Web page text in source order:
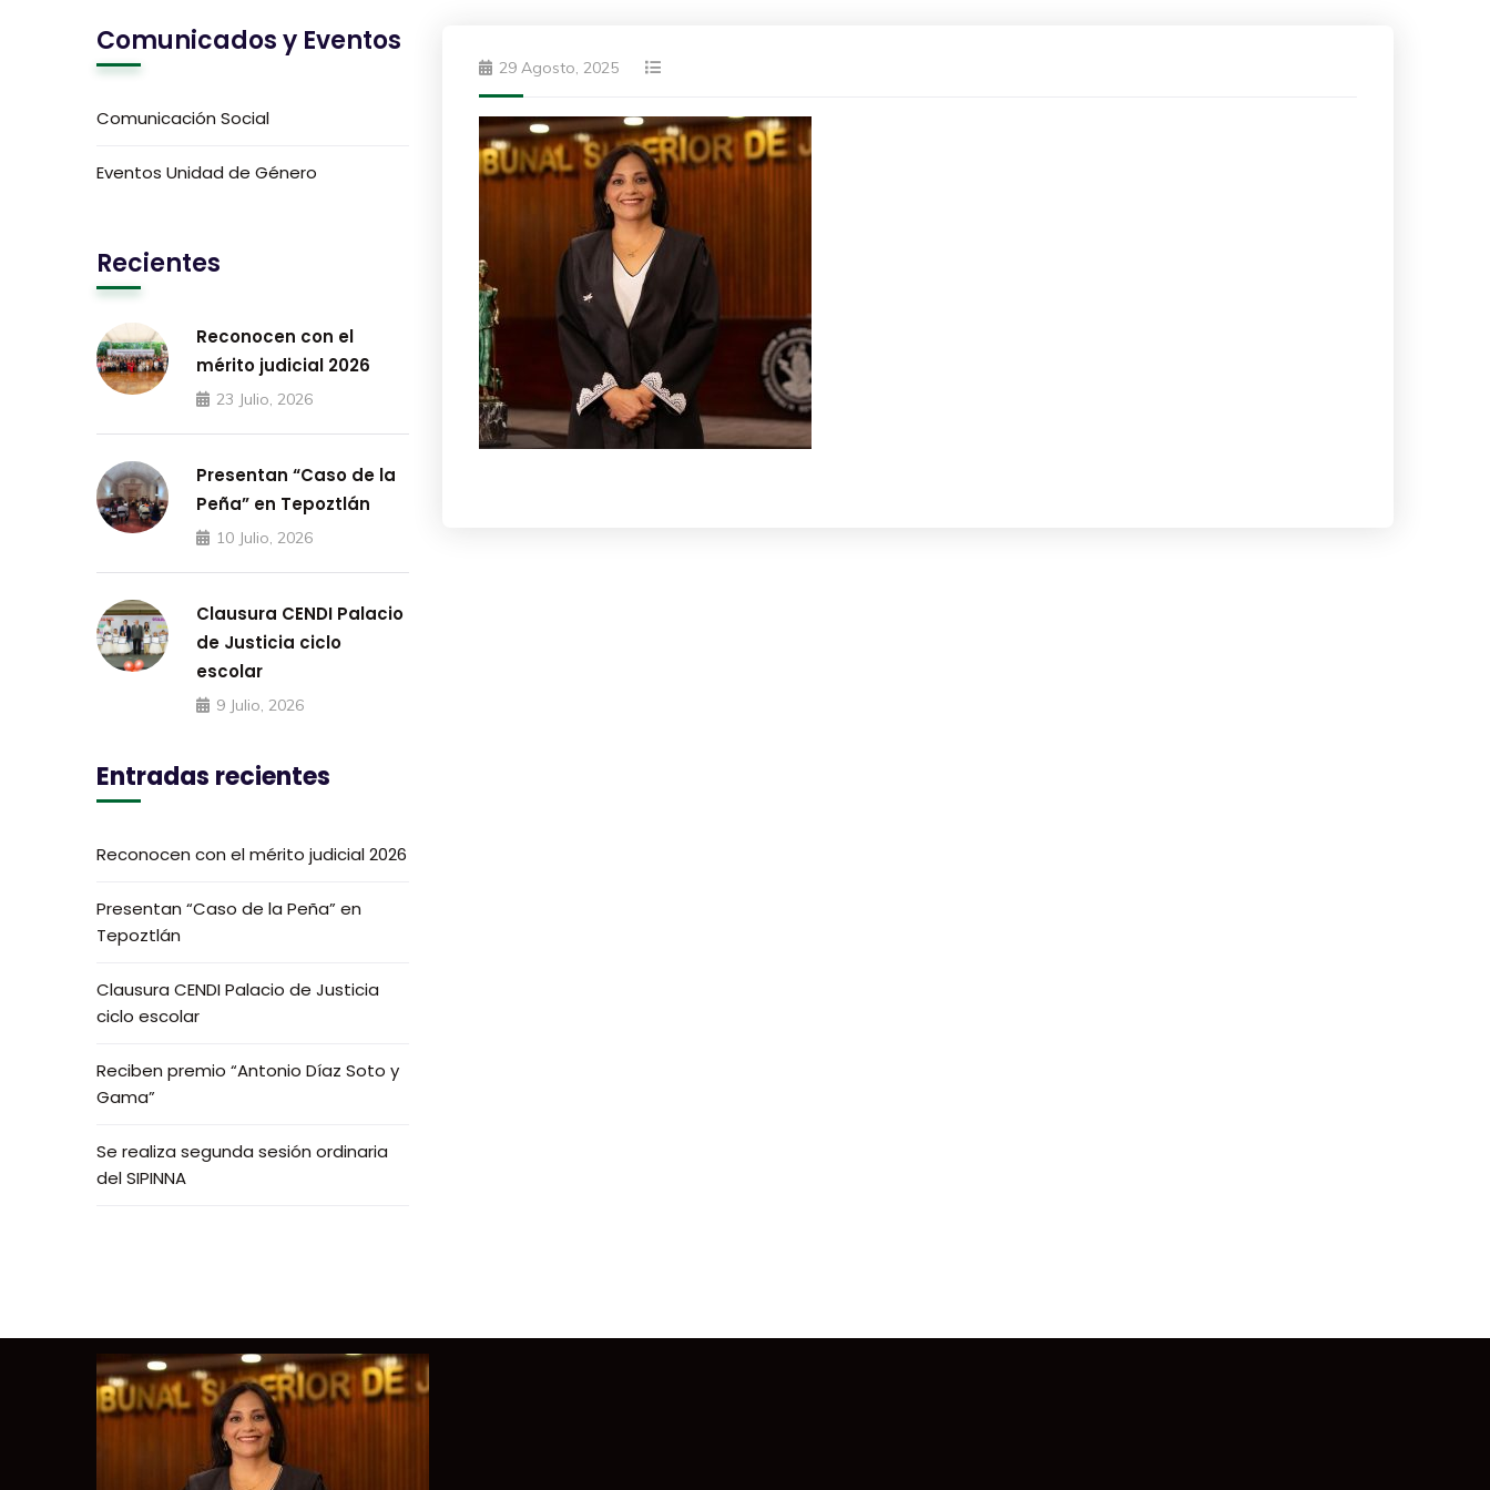
29 Agosto, 2025
Comunicados y Eventos
Comunicación Social
Eventos Unidad de Género
Recientes
Reconocen con el
mérito judicial 2026
23 Julio, 2026
Presentan “Caso de la
Peña” en Tepoztlán
10 Julio, 2026
Clausura CENDI Palacio
de Justicia ciclo
escolar
9 Julio, 2026
Entradas recientes
Reconocen con el mérito judicial 2026
Presentan “Caso de la Peña” en
Tepoztlán
Clausura CENDI Palacio de Justicia
ciclo escolar
Reciben premio “Antonio Díaz Soto y
Gama”
Se realiza segunda sesión ordinaria
del SIPINNA